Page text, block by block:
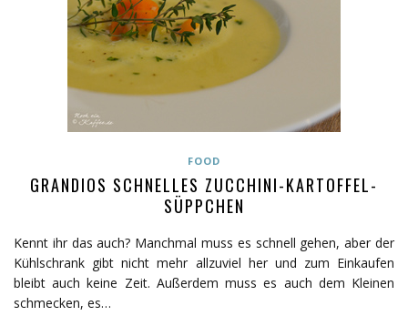
FOOD
GRANDIOS SCHNELLES ZUCCHINI-KARTOFFEL-
SÜPPCHEN
Kennt ihr das auch? Manchmal muss es schnell gehen, aber der
Kühlschrank gibt nicht mehr allzuviel her und zum Einkaufen
bleibt auch keine Zeit. Außerdem muss es auch dem Kleinen
schmecken, es…